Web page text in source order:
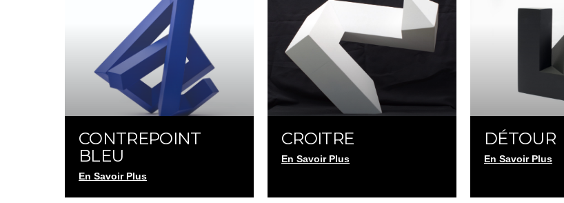
CONTREPOINT
BLEU
En Savoir Plus
CROITRE
En Savoir Plus
DÉTOUR
En Savoir Plus